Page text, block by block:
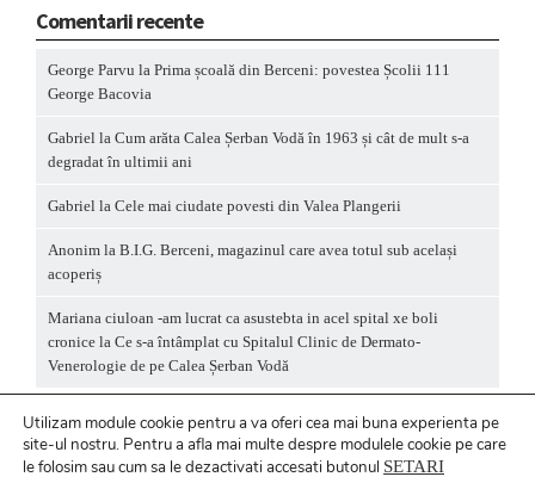
Comentarii recente
George Parvu la Prima școală din Berceni: povestea Școlii 111
George Bacovia
Gabriel la Cum arăta Calea Șerban Vodă în 1963 și cât de mult s-a
degradat în ultimii ani
Gabriel la Cele mai ciudate povesti din Valea Plangerii
Anonim la B.I.G. Berceni, magazinul care avea totul sub același
acoperiș
Mariana ciuloan -am lucrat ca asustebta in acel spital xe boli
cronice la Ce s-a întâmplat cu Spitalul Clinic de Dermato-
Venerologie de pe Calea Șerban Vodă
Utilizam module cookie pentru a va oferi cea mai buna experienta pe
site-ul nostru. Pentru a afla mai multe despre modulele cookie pe care
le folosim sau cum sa le dezactivati accesati butonul SETARI